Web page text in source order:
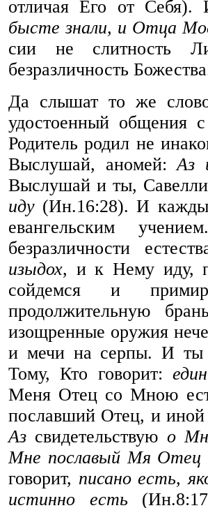
отличая Его от
бысте знали, и Отца
сии не слитность
безразличность
Да слышат то же
удостоенный
Родитель родил не
Выслушай, аномей:Аз
Выслушай и ты,
иду (Ин.16:28). И
евангельским
безразличности
изыдох, и к Нему иду,
сойдемся и
продолжительную
изощренные оружия
и мечи на серпы. И ты
Тому, Кто говорит:
Меня Отец со Мною
пославший Отец, и
Аз свидетельствую о
Мне пославый Мя Отец
говорит, писано есть,
истинно есть